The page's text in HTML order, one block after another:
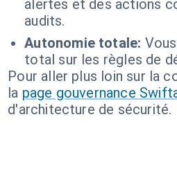
alertes et des actions
audits.
Autonomie totale:
total sur les règles de
Pour aller plus loin sur la
la page gouvernance
d'architecture de sécurité.